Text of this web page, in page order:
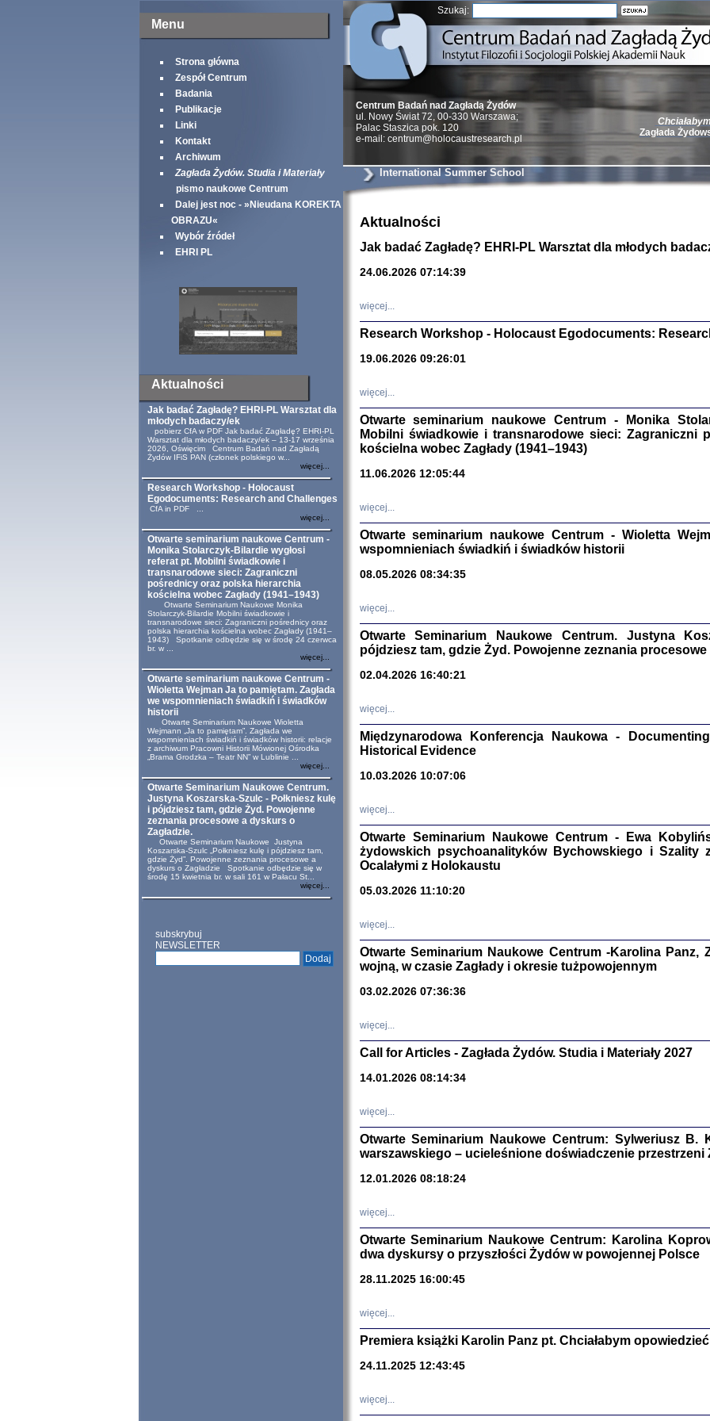
Menu
Strona główna
Zespół Centrum
Badania
Publikacje
Linki
Kontakt
Archiwum
Zagłada Żydów. Studia i Materiały
pismo naukowe Centrum
Dalej jest noc - »Nieudana KOREKTA
OBRAZU«
Wybór źródeł
EHRI PL
Aktualności
Jak badać Zagładę? EHRI-PL Warsztat dla
młodych badaczy/ek
pobierz CfA w PDF Jak badać Zagładę? EHRI-PL
Warsztat dla młodych badaczy/ek – 13-17 września
2026, Oświęcim Centrum Badań nad Zagładą
Żydów IFiS PAN (członek polskiego w...
więcej...
Research Workshop - Holocaust
Egodocuments: Research and Challenges
CfA in PDF ...
więcej...
Otwarte seminarium naukowe Centrum -
Monika Stolarczyk-Bilardie wygłosi
referat pt. Mobilni świadkowie i
transnarodowe sieci: Zagraniczni
pośrednicy oraz polska hierarchia
kościelna wobec Zagłady (1941–1943)
Otwarte Seminarium Naukowe Monika
Stolarczyk-Bilardie Mobilni świadkowie i
transnarodowe sieci: Zagraniczni pośrednicy oraz
polska hierarchia kościelna wobec Zagłady (1941–
1943) Spotkanie odbędzie się w środę 24 czerwca
br. w ...
więcej...
Otwarte seminarium naukowe Centrum -
Wioletta Wejman Ja to pamiętam. Zagłada
we wspomnieniach świadkiń i świadków
historii
Otwarte Seminarium Naukowe Wioletta
Wejmann „Ja to pamiętam”. Zagłada we
wspomnieniach świadkiń i świadków historii: relacje
z archiwum Pracowni Historii Mówionej Ośrodka
„Brama Grodzka – Teatr NN” w Lublinie ...
więcej...
Otwarte Seminarium Naukowe Centrum.
Justyna Koszarska-Szulc - Połkniesz kulę
i pójdziesz tam, gdzie Żyd. Powojenne
zeznania procesowe a dyskurs o
Zagładzie.
Otwarte Seminarium Naukowe Justyna
Koszarska-Szulc „Połkniesz kulę i pójdziesz tam,
gdzie Żyd”. Powojenne zeznania procesowe a
dyskurs o Zagładzie Spotkanie odbędzie się w
środę 15 kwietnia br. w sali 161 w Pałacu St...
więcej...
subskrybuj
NEWSLETTER
Szukaj:
Zagłada
Żydzi w
Natalia Aleksiun,
Deborah Dash
Turski, Laurence
Wagner Rózia
oprac.
oprac.
Zagłada
Studia i
NIE WIEMY CO
Sewek
Centrum Badań nad Zagładą Żydów
ul. Nowy Świat 72, 00-330 Warszawa;
Palac Staszica pok. 120
e-mail: centrum@holocaustresearch.pl
International Summer School
Aktualności
Jak badać Zagładę? EHRI-PL Warsztat dla młodych
24.06.2026 07:14:39
więcej...
Research Workshop - Holocaust Egodocuments:
19.06.2026 09:26:01
więcej...
Otwarte seminarium naukowe Centrum - Monika
Mobilni świadkowie i transnarodowe sieci: Zagraniczni
kościelna wobec Zagłady (1941–1943)
11.06.2026 12:05:44
więcej...
Otwarte seminarium naukowe Centrum - Wioletta
wspomnieniach świadkiń i świadków historii
08.05.2026 08:34:35
więcej...
Otwarte Seminarium Naukowe Centrum. Justyna
pójdziesz tam, gdzie Żyd. Powojenne zeznania procesowe
02.04.2026 16:40:21
więcej...
Międzynarodowa Konferencja Naukowa -
Historical Evidence
10.03.2026 10:07:06
więcej...
Otwarte Seminarium Naukowe Centrum - Ewa
żydowskich psychoanalityków Bychowskiego i
Ocalałymi z Holokaustu
05.03.2026 11:10:20
więcej...
Otwarte Seminarium Naukowe Centrum -Karolina Panz,
wojną, w czasie Zagłady i okresie tużpowojennym
03.02.2026 07:36:36
więcej...
Call for Articles - Zagłada Żydów. Studia i Materiały 2027
14.01.2026 08:14:34
więcej...
Otwarte Seminarium Naukowe Centrum: Sylweriusz B.
warszawskiego – ucieleśnione doświadczenie przestrzeni
12.01.2026 08:18:24
więcej...
Otwarte Seminarium Naukowe Centrum: Karolina
dwa dyskursy o przyszłości Żydów w powojennej Polsce
28.11.2025 16:00:45
więcej...
Premiera książki Karolin Panz pt. Chciałabym
24.11.2025 12:43:45
więcej...